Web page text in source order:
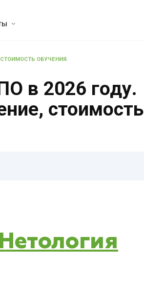
СТОИМОСТЬ ОБУЧЕНИЯ.
в 2026 году.
стоимость